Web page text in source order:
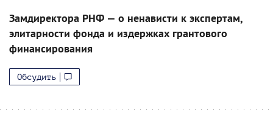
Замдиректора РНФ — о ненависти к экспертам,
элитарности фонда и издержках грантового
финансирования
Обсудить